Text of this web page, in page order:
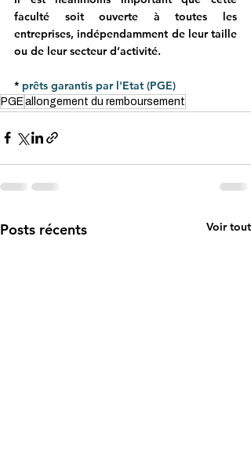
faculté soit ouverte à toutes les
entreprises, indépendamment de leur taille
ou de leur secteur d’activité.
* prêts garantis par l'Etat (PGE)
PGEallongement du remboursement
Posts récents Voir tout